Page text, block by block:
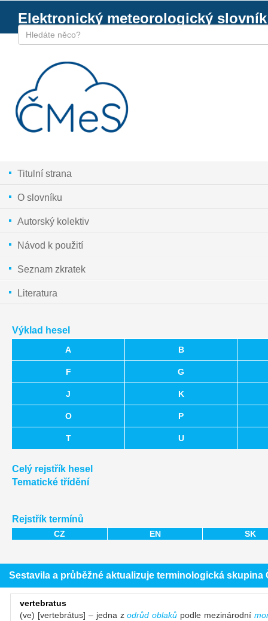
Elektronický meteorologický slovník
Titulní strana
O slovníku
Autorský kolektiv
Návod k použití
Seznam zkratek
Literatura
Výklad hesel
A B
F G
J K
O P
T U
Celý rejstřík hesel
Tematické třídění
Rejstřík termínů
CZ EN SK
Sestavila a průběžné aktualizuje terminologická
vertebratus
(ve) [vertebrátus] – jedna zodrůd oblaků podle mezinárodní